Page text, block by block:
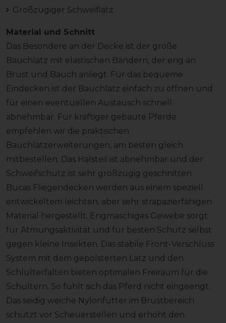
Großzügiger Schweiflatz
Material und Schnitt
Das Besondere an der Decke ist der große
Bauchlatz mit elastischen Bändern, der eng an
Brust und Bauch anliegt. Für das bequeme
Eindecken ist der Bauchlatz einfach zu öffnen und
für einen eventuellen Austausch schnell
abnehmbar. Für kräftiger gebaute Pferde
empfehlen wir die praktischen
Bauchlatzerweiterungen, am besten gleich
mitbestellen. Das Halsteil ist abnehmbar und der
Schweifschutz ist sehr großzügig geschnitten.
Bucas Fliegendecken werden aus einem speziell
entwickeltem leichten, aber sehr strapazierfähigen
Material hergestellt. Engmaschiges Gewebe sorgt
für Atmungsaktivität und für besten Schutz selbst
gegen kleine Insekten. Das stabile Front-Verschluss
System mit dem gepolsterten Latz und den
Schlulterfalten bieten optimalen Freiraum für die
Schultern. So fühlt sich das Pferd nicht eingeengt.
Das seidig weiche Nylonfutter im Brustbereich
schützt vor Scheuerstellen und erhöht den